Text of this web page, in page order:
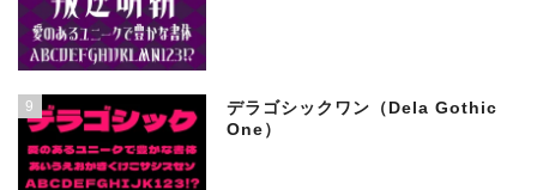
9
デラゴシックワン（Dela Gothic
One）